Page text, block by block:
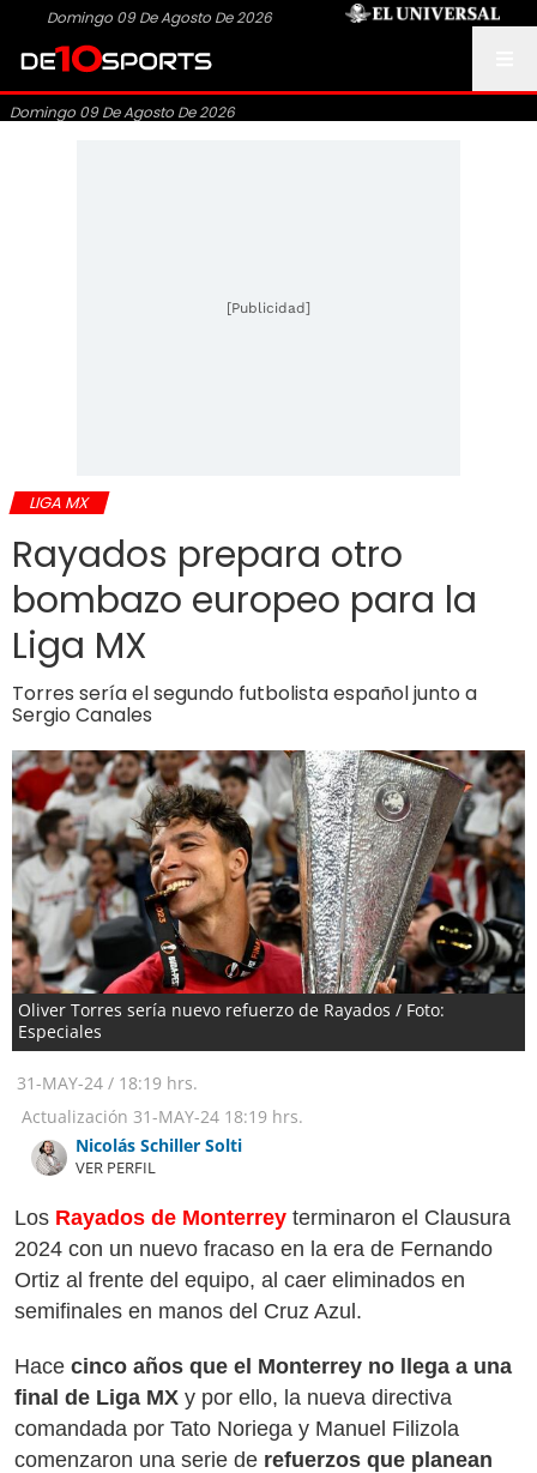
Domingo 09 De Agosto De 2026
Domingo 09 De Agosto De 2026
[Publicidad]
LIGA MX
Rayados prepara otro
bombazo europeo para la
Liga MX
Torres sería el segundo futbolista español junto a
Sergio Canales
Oliver Torres sería nuevo refuerzo de Rayados / Foto:
Especiales
31-MAY-24 / 18:19 hrs.
Actualización 31-MAY-24 18:19 hrs.
Nicolás Schiller Solti
VER PERFIL
Los Rayados de Monterrey terminaron el Clausura
2024 con un nuevo fracaso en la era de Fernando
Ortiz al frente del equipo, al caer eliminados en
semifinales en manos del Cruz Azul.
Hace cinco años que el Monterrey no llega a una
final de Liga MX y por ello, la nueva directiva
comandada por Tato Noriega y Manuel Filizola
comenzaron una serie de refuerzos que planean